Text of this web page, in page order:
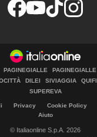
PAGINEGIALLE
DILEI SIVIAGGIA
SUPEREVA
Privacy Cookie Policy
Aiuto
© Italiaonline S.p.A. 2026